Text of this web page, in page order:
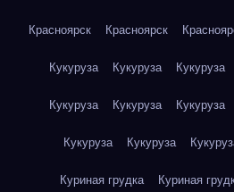
Красноярск Красноярск
Кукуруза Кукуруза Кукуруза
Кукуруза Кукуруза Кукуруза
Кукуруза Кукуруза
Куриная грудка Куриная